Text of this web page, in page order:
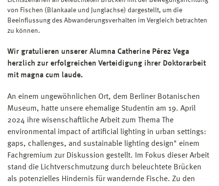
von Fischen (Blankaale und Junglachse) dargestellt, um die
Beeinflussung des Abwanderungsverhalten im Vergleich betrachten
zu können.
Wir gratulieren unserer Alumna Catherine Pérez Vega
herzlich zur erfolgreichen Verteidigung ihrer Doktorarbeit
mit magna cum laude.
An einem ungewöhnlichen Ort, dem Berliner Botanischen
Museum, hatte unsere ehemalige Studentin am 19. April
2024 ihre wisenschaftliche Arbeit zum Thema The
environmental impact of artificial lighting in urban settings:
gaps, challenges, and sustainable lighting design" einem
Fachgremium zur Diskussion gestellt. Im Fokus dieser Arbeit
stand die Lichtverschmutzung durch beleuchtete Brücken
als potenzielles Hindernis für wandernde Fische. Zu den